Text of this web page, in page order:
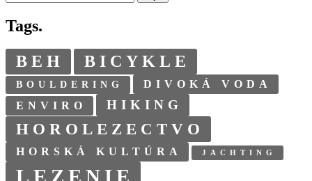
Tags.
BEH
BICYKLE
BOULDERING
DIVOKÁ VODA
ENVIRO
HIKING
HOROLEZECTVO
HORSKÁ KULTÚRA JACHTING
LEZENIE